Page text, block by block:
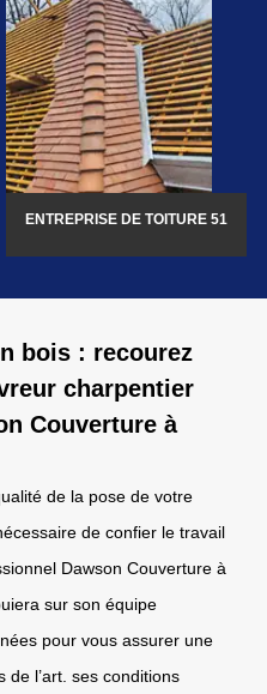
ENTREPRISE DE TOITURE 51
bois : recourez
charpentier
Couverture à
de la pose de votre
de confier le travail
Dawson Couverture à
sur son équipe
pour vous assurer une
de l’art. ses conditions